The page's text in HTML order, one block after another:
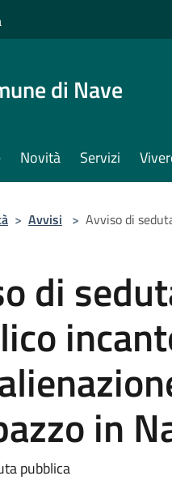
di Nave
Novità Servizi
> Avvisi > Avviso di
di
in
pubblica